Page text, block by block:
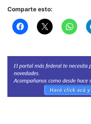
Comparte esto: